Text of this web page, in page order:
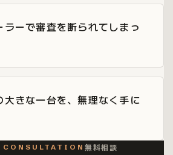
ラーで審査を断られてしまっ
大きな一台を、無理なく手に
CONSULTATION 無料相談